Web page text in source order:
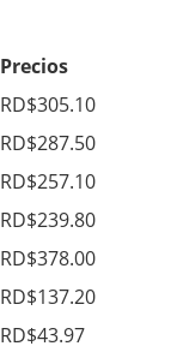
Precios
RD$305.10
RD$287.50
RD$257.10
RD$239.80
RD$378.00
RD$137.20
RD$43.97